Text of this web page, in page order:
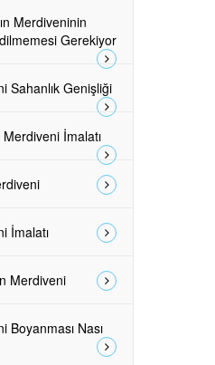
Merdiveninin
Gerekiyor
Sahanlık Genişliği
Merdiveni İmalatı
İmalatı
Merdiveni
Boyanması Nası